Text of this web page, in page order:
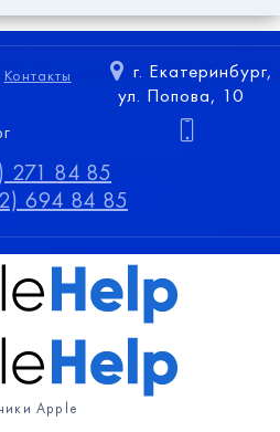
Контакты
г. Екатеринбург,
ул. Попова, 10
271 84 85
694 84 85
Apple